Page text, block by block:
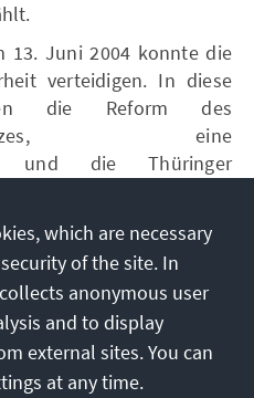
13. Juni 2004 konnte die
verteidigen. In diese
die Reform des
eine
und die Thüringer
bei dem eine Frau
wurde schwer verletzt
des bevorstehenden
Hinzu kam, dass Althaus
mit dem Vorfall in den
which are necessary
of the site. In
anonymous user
and to display
external sites. You can
at any time.